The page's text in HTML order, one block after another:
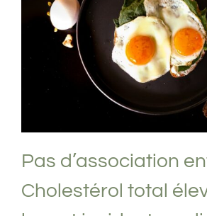
Pas d’association entre
élevé, HDL bas et
vasculaire chez les
Nutrition
Pas d’association
Cholestérol total